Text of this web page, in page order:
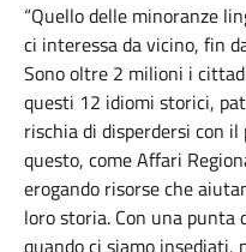
“Quello delle minoranze
ci interessa da vicino, fin
Sono oltre 2 milioni i
questi 12 idiomi storici,
rischia di disperdersi con
questo, come Affari
erogando risorse che
loro storia. Con una punta
quando ci siamo insediati,